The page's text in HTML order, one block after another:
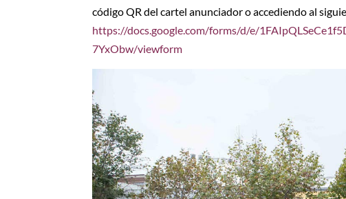
código QR del cartel anunciador o accediendo al
https://docs.google.com/forms/d/e/
7YxObw/viewform